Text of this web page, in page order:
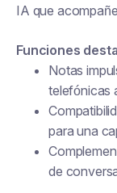
IA que
Funciones
Notas
telefónicas
para una
de